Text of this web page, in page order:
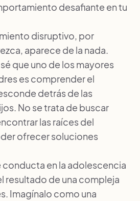
desafiante en tu
disruptivo, por
aparece de la nada.
que uno de los mayores
es comprender el
detrás de las
No se trata de buscar
las raíces del
ofrecer soluciones
en la adolescencia
resultado de una compleja
Imagínalo como una